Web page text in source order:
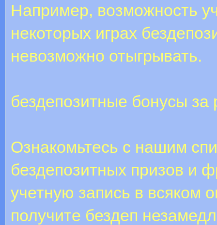
Например, возможность
некоторых играх
невозможно отыгрывать.
бездепозитные бонусы за
Ознакомьтесь с нашим
бездепозитных призов и
учетную запись в всяком
получите бездеп